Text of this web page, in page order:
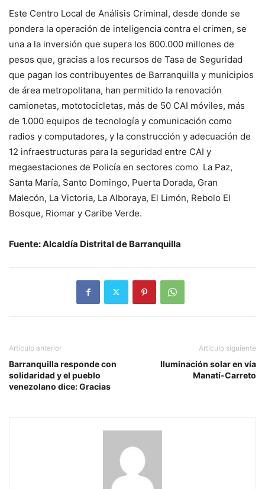
Este Centro Local de Análisis Criminal, desde donde se
pondera la operación de inteligencia contra el crimen, se
una a la inversión que supera los 600.000 millones de
pesos que, gracias a los recursos de Tasa de Seguridad
que pagan los contribuyentes de Barranquilla y municipios
de área metropolitana, han permitido la renovación
camionetas, mototocicletas, más de 50 CAI móviles, más
de 1.000 equipos de tecnología y comunicación como
radios y computadores, y la construcción y adecuación de
12 infraestructuras para la seguridad entre CAI y
megaestaciones de Policía en sectores como La Paz,
Santa María, Santo Domingo, Puerta Dorada, Gran
Malecón, La Victoria, La Alboraya, El Limón, Rebolo El
Bosque, Riomar y Caribe Verde.
Fuente: Alcaldía Distrital de Barranquilla
Artículo anterior
Barranquilla responde con
solidaridad y el pueblo
venezolano dice: Gracias
Artículo siguiente
Iluminación solar en vía
Manatí-Carreto